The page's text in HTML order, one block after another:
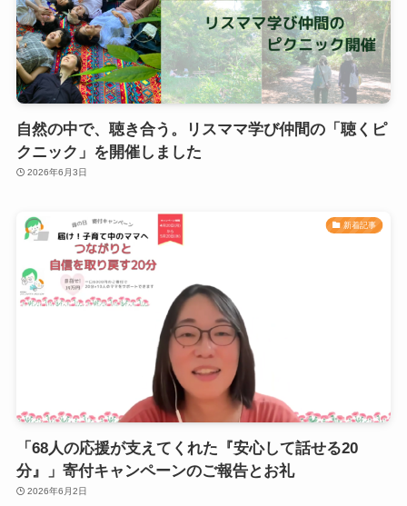
自然の中で、聴き合う。リスママ学び仲間の「聴くピ
クニック」を開催しました
2026年6月3日
新着記事
「68人の応援が支えてくれた『安心して話せる20
分』」寄付キャンペーンのご報告とお礼
2026年6月2日